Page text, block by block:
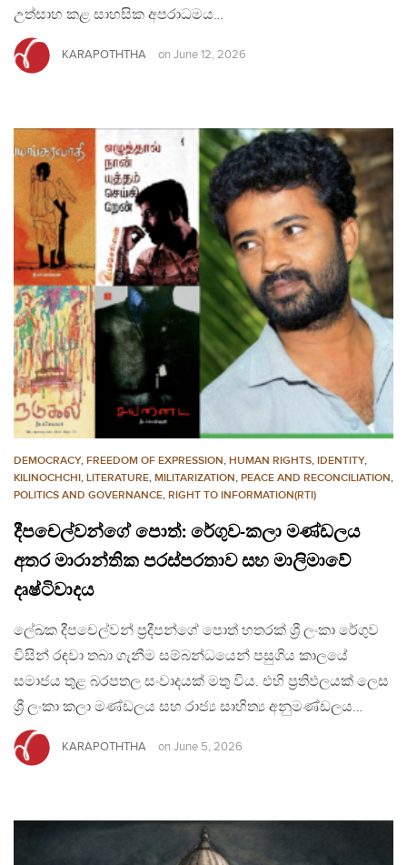
උත්සාහ කළ සාහසික අපරාධමය…
KARAPOTHTHA on June 12, 2026
DEMOCRACY, FREEDOM OF EXPRESSION, HUMAN RIGHTS, IDENTITY,
KILINOCHCHI, LITERATURE, MILITARIZATION, PEACE AND RECONCILIATION,
POLITICS AND GOVERNANCE, RIGHT TO INFORMATION(RTI)
දීපචෙල්වන්ගේ පොත්: රේගුව-කලා මණ්ඩලය
අතර මාරාන්තික පරස්පරතාව සහ මාලිමාවේ
දෘෂ්ටිවාදය
ලේඛක දීපචෙල්වන් ප්‍රදීපන්ගේ පොත් හතරක් ශ්‍රී ලංකා රේගුව
විසින් රඳවා තබා ගැනීම සම්බන්ධයෙන් පසුගිය කාලයේ
සමාජය තුළ බරපතල සංවාදයක් මතු විය. එහි ප්‍රතිඵලයක් ලෙස
ශ්‍රී ලංකා කලා මණ්ඩලය සහ රාජ්‍ය සාහිත්‍ය අනුමණ්ඩලය…
KARAPOTHTHA on June 5, 2026